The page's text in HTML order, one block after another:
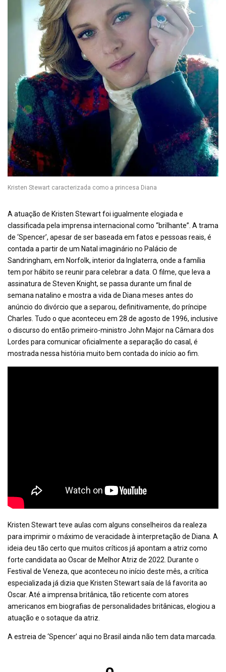
Kristen Stewart caracterizada como a princesa Diana
A atuação de Kristen Stewart foi igualmente elogiada e
classificada pela imprensa internacional como “brilhante”. A trama
de ‘Spencer’, apesar de ser baseada em fatos e pessoas reais, é
contada a partir de um Natal imaginário no Palácio de
Sandringham, em Norfolk, interior da Inglaterra, onde a família
tem por hábito se reunir para celebrar a data. O filme, que leva a
assinatura de Steven Knight, se passa durante um final de
semana natalino e mostra a vida de Diana meses antes do
anúncio do divórcio que a separou, definitivamente, do príncipe
Charles. Tudo o que aconteceu em 28 de agosto de 1996, inclusive
o discurso do então primeiro-ministro John Major na Câmara dos
Lordes para comunicar oficialmente a separação do casal, é
mostrada nessa história muito bem contada do início ao fim.
Kristen Stewart teve aulas com alguns conselheiros da realeza
para imprimir o máximo de veracidade à interpretação de Diana. A
ideia deu tão certo que muitos críticos já apontam a atriz como
forte candidata ao Oscar de Melhor Atriz de 2022. Durante o
Festival de Veneza, que aconteceu no início deste mês, a crítica
especializada já dizia que Kristen Stewart saía de lá favorita ao
Oscar. Até a imprensa britânica, tão reticente com atores
americanos em biografias de personalidades britânicas, elogiou a
atuação e o sotaque da atriz.
A estreia de ‘Spencer’ aqui no Brasil ainda não tem data marcada.